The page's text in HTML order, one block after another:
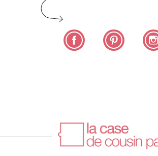
Facebook Pinterest